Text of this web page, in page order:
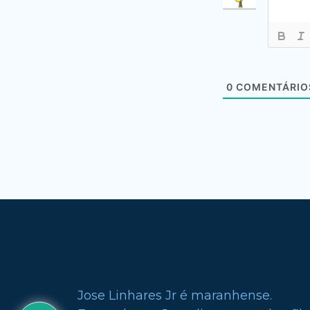
0
Jose Linhares Jr é maranhense.